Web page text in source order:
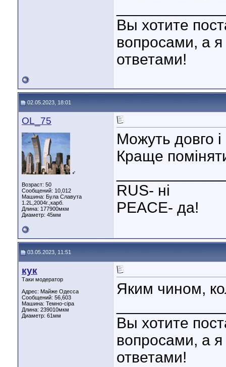
Вы хотите
вопросами, а
ответами!
02.05.2023, 18:01
OL_75
♂
Возраст: 50
Сообщений: 10,012
Машина: Була Славута
1.2L,2004г.,карб.
Длина: 177900мкм
Диаметр: 45мм
Можуть довго
Краще
RUS- ні
PEACE- да!
03.05.2023, 11:51
кук
Таки модератор
Адрес: Майже Одесса
Сообщений: 56,603
Машина: Темно-сіра
Длина: 239010мкм
Диаметр: 61мм
Яким чином,
Вы хотите
вопросами, а
ответами!